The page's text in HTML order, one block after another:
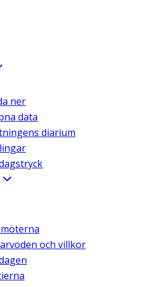
ner
data
diarium
och villkor